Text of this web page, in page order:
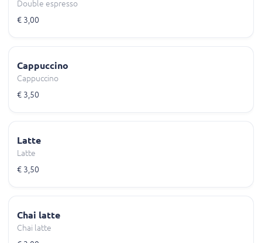
Double espresso
€ 3,00
Cappuccino
Cappuccino
€ 3,50
Latte
Latte
€ 3,50
Chai latte
Chai latte